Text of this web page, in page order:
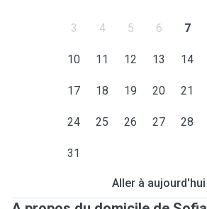
3 4 5 6 7
10 11 12 13 14
17 18 19 20 21
24 25 26 27 28
31
Aller à aujourd'hui